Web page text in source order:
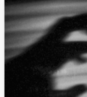
Cuando
la
clase
media
no